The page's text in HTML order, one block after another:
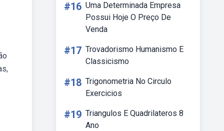
#16 Uma Determinada Empresa
Possui Hoje O Preço De
Venda
#17 Trovadorismo Humanismo E
Classicismo
#18 Trigonometria No Circulo
Exercicios
#19 Triangulos E Quadrilateros 8
Ano